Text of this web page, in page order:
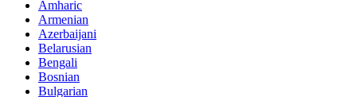
Amharic
Armenian
Azerbaijani
Belarusian
Bengali
Bosnian
Bulgarian